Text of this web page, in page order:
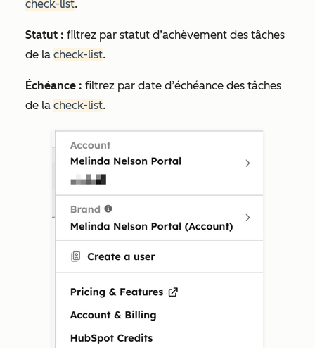
check-list.
Statut : filtrez par statut d’achèvement des tâches
de la check-list.
Échéance : filtrez par date d’échéance des tâches
de la check-list.